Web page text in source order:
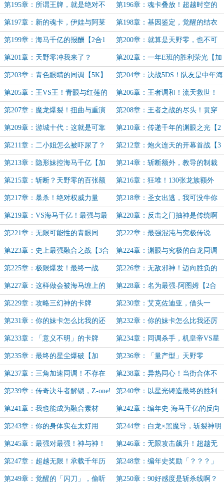
战！【3合1】 【5K】
第195章：所谓王牌，就是绝对不
会让你失望【5K】
第196章：魂卡叠放！超越时空的
究极银河【6K加更】
第197章：新的魂卡，伊娃与阿莱
【二合一】
第198章：基因鉴定，觉醒的结衣
与天野【2合1】
第199章：海马千亿的报酬【2合1
加更】
第200章：就算是天野零，也不可
能一人把我们都杀光！【5K】
第201章：天野零冲我来了？
【5K】
第202章：一年E班的胜利荣光【加
更】
第203章：青色眼睛的同调【5K】 第204章：决战5DS！队友是中年海
马濑人？【三合一】
第205章：王VS王！青眼与红莲的
激战【四合一】
第206章：王者调和！流天救世！
【加更】
第207章：魔龙爆裂！扭曲与重演
的历史【5K】
第208章：王者之战的尽头！贯穿
千年的光芒【加更】
第209章：游城十代：这就是可靠
的队友吗？【2合1】
第210章：传递千年的渊眼之光【2
合1】
第211章：二小姐怎么被吓尿了？
【3合1】
第212章：炮火连天的开幕首战【3
合1】
第213章：隐形妹控海马千亿【加
更】
第214章：斩断额外，教导的制裁
之光【3合1】
第215章：斩断？天野零的百张额
外【7K加更】
第216章：狂堆！130张龙族额外
【3合1加更】
第217章：暴杀！绝对权威力量
【8K加更】
第218章：圣女出逃，我可没牛你
的卡啊【2合1】
第219章：VS海马千亿！最强与最
强！【5K】
第220章：反击之门抽神是传统啊
【三合一】
第221章：无限可能性的青眼同
调！
第222章：最强混沌与究极传说
【三合一】
第223章：史上最强融合之战【3合
1】
第224章：渊眼与究极的白龙同调
【加更】
第225章：极限爆发！最终一战
【加更】
第226章：无敌邪神！迈向胜负的
终局
第227章：这样做会被海马缠上的
【2合1】
第228章：名为最强-阿图姆【2合
1】
第229章：攻略三幻神的卡牌
【5K】
第230章：艾克佐迪亚，借头一
用！【三合一】
第231章：你的妹卡怎么比我的还
可爱【5K】
第232章：你的妹卡怎么比我还厉
害【6K加更】
第233章：「意义不明」的卡牌
【5K】
第234章：同调杀手，机皇帝VS星
尘龙【5K5】
第235章：最终的星尘爆破【加
更】
第236章：「量产型」天野零
【5K】
第237章：三角加速同调！不存在
于历史中的幻之王牌
第238章：异热同心！当街合体不
太好吧【5K5】
第239章：传奇决斗者解锁，Z-one!
【二合一】
第240章：以星光铸造最终的胜利
【5K】
第241章：我也能成为融合素材
吗？【5K】
第242章：编年史-海马千亿的反向
背后灵【5K】
第243章：你的身体实在太好用
了，天野！【5K】
第244章：白龙×黑魔导，斩裂神明
【4K5】
第245章：最强对最强！神与神！
【加更】
第246章：无限攻击飙升！超越无
限大【2合1】
第247章：超越无限！承载千年历
史的一击！【加更】
第248章：编年史奖励「？？？」
海马濑人的赠礼【2合1】
第249章：觉醒的「闪刀」，偷听 第250章：90好感度是斩杀线啊？